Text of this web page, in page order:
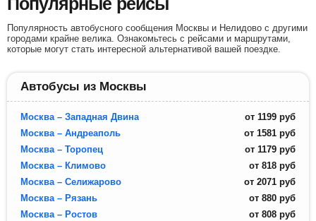
Популярность автобусного сообщения Москвы и Нелидово с другими
городами крайне велика. Ознакомьтесь с рейсами и маршрутами,
которые могут стать интересной альтернативой вашей поездке.
Автобусы из Москвы
Москва – Западная Двина от 1199 руб
Москва – Андреаполь
от 1581 руб
Москва – Торопец
от 1179 руб
Москва – Климово
от 818 руб
Москва – Селижарово
от 2071 руб
Москва – Рязань
от 880 руб
Москва – Ростов
от 808 руб